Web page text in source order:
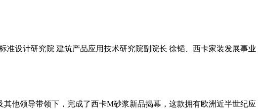
设计研究院 建筑产品应用技术研究院副院长 徐韬、西卡家装发展事业
他领导带领下，完成了西卡M砂浆新品揭幕，这款拥有欧洲近半世纪应